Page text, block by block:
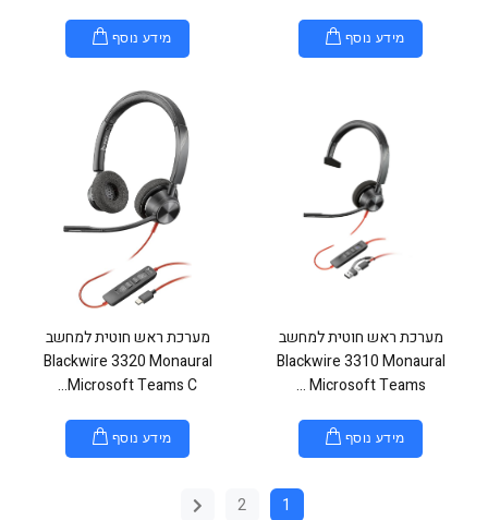
מידע נוסף מידע נוסף
מערכת ראש חוטית למחשב
Blackwire 3310 Monaural
Microsoft Teams ...
מידע נוסף
מערכת ראש חוטית למחשב
Blackwire 3320 Monaural
Microsoft Teams C...
מידע נוסף
1
2